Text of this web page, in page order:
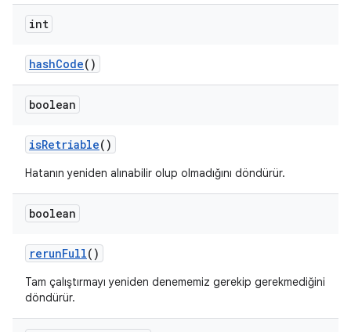
int
hashCode()
boolean
isRetriable()
Hatanın yeniden alınabilir olup olmadığını döndürür.
boolean
rerunFull()
Tam çalıştırmayı yeniden denememiz gerekip gerekmediğini
döndürür.